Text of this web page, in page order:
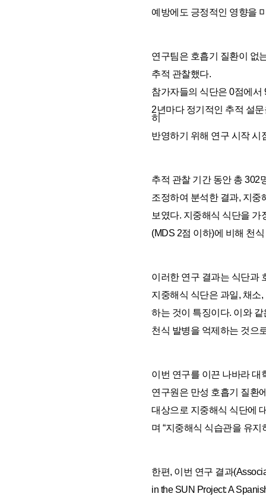
예방에도 긍정적인 영향을
연구팀은 호흡기 질환이 없
추적 관찰했다.
참가자들의 식단은 0점에서
2년마다 정기적인 추적 설
히
반영하기 위해 연구 시작 시
추적 관찰 기간 동안 총 302
조정하여 분석한 결과, 지중
보였다. 지중해식 식단을
(MDS 2점 이하)에 비해 천
이러한 연구 결과는 식단과
지중해식 식단은 과일, 채소
하는 것이 특징이다. 이와
천식 발병을 억제하는 것으
이번 연구를 이끈 나바라 대
연구원은 만성 호흡기 질환
대상으로 지중해식 식단에
며 “지중해식 식습관을 유
한편, 이번 연구 결과
in the SUN Project: A